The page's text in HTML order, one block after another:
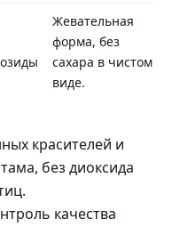
Жевательная
форма, без
сахара в чистом
виде.
красителей и
без диоксида
качества